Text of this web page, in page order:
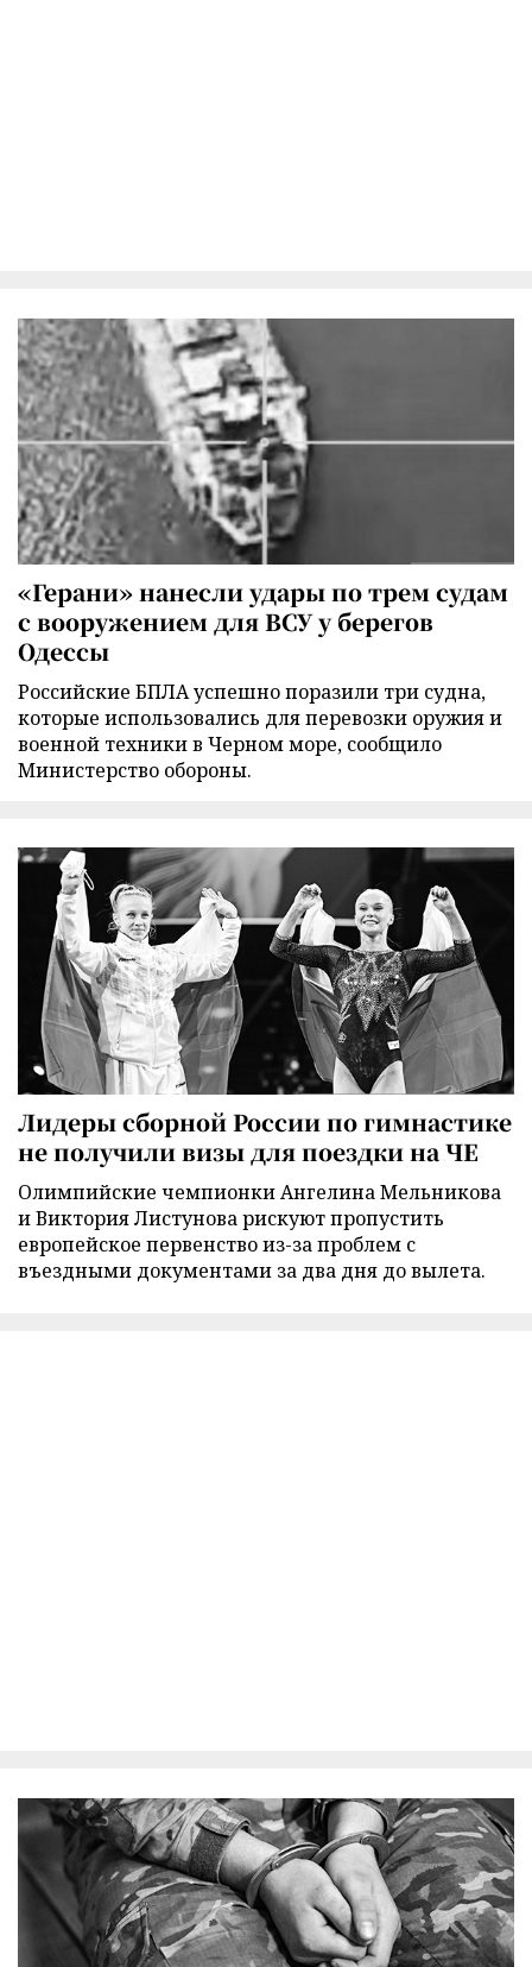
«Герани» нанесли удары по трем судам
с вооружением для ВСУ у берегов
Одессы
Российские БПЛА успешно поразили три судна,
которые использовались для перевозки оружия и
военной техники в Черном море, сообщило
Министерство обороны.
Лидеры сборной России по гимнастике
не получили визы для поездки на ЧЕ
Олимпийские чемпионки Ангелина Мельникова
и Виктория Листунова рискуют пропустить
европейское первенство из-за проблем с
въездными документами за два дня до вылета.